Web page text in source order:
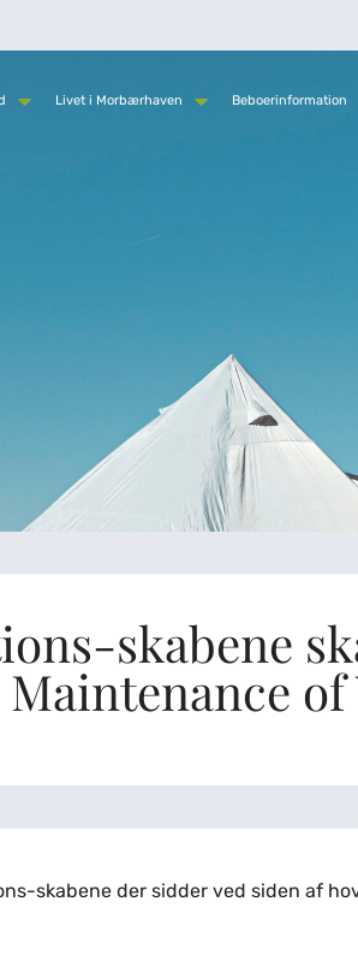
Livet i Morbærhaven Beboerinformation
skabene
skabene der sidder ved siden af